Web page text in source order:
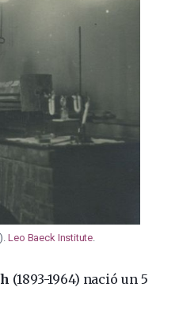
Leo Baeck Institute.
(1893-1964) nació un 5